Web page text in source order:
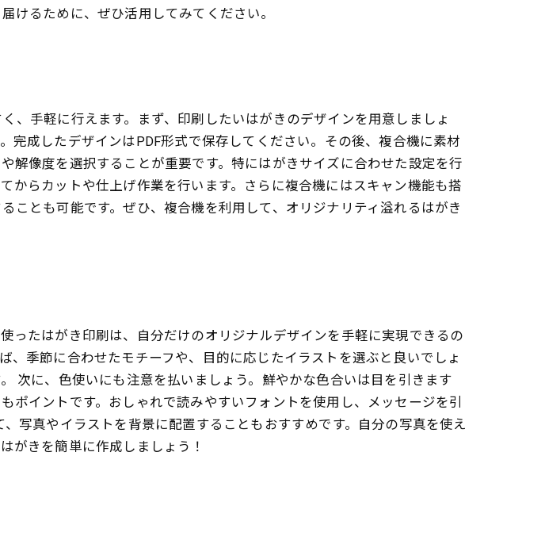
けるために、ぜひ活用してみてください。
、手軽に行えます。まず、印刷したいはがきのデザインを用意しましょ
完成したデザインはPDF形式で保存してください。その後、複合機に素材
解像度を選択することが重要です。特にはがきサイズに合わせた設定を行
からカットや仕上げ作業を行います。さらに複合機にはスキャン機能も搭
ことも可能です。ぜひ、複合機を利用して、オリジナリティ溢れるはがき
ったはがき印刷は、自分だけのオリジナルデザインを手軽に実現できるの
季節に合わせたモチーフや、目的に応じたイラストを選ぶと良いでしょ
次に、色使いにも注意を払いましょう。鮮やかな色合いは目を引きます
イントです。おしゃれで読みやすいフォントを使用し、メッセージを引
写真やイラストを背景に配置することもおすすめです。自分の写真を使え
がきを簡単に作成しましょう！